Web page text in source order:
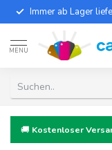
Immer ab Lager
MENU
🚚 Kostenloser